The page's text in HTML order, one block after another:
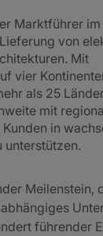
Marktführer
von
Mit
vier
als 25
mit
in
unterstützen.
Meilenstein,
führender